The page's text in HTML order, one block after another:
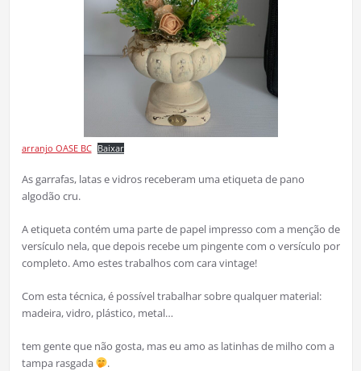
arranjo OASE BC Baixar
As garrafas, latas e vidros receberam uma etiqueta de pano
algodão cru.
A etiqueta contém uma parte de papel impresso com a menção de
versículo nela, que depois recebe um pingente com o versículo por
completo. Amo estes trabalhos com cara vintage!
Com esta técnica, é possível trabalhar sobre qualquer material:
madeira, vidro, plástico, metal…
tem gente que não gosta, mas eu amo as latinhas de milho com a
tampa rasgada
.